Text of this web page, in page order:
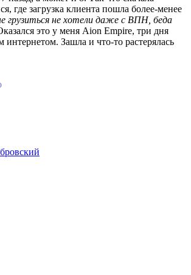
где загрузка клиента пошла более-менее
грузиться не хотели даже с ВПН, беда
это у меня Aion Empire, три дня
интернетом. Зашла и что-то растерялась